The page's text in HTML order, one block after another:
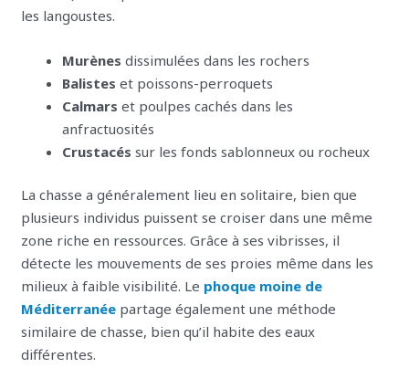
les langoustes.
Murènes dissimulées dans les rochers
Balistes et poissons-perroquets
Calmars et poulpes cachés dans les
anfractuosités
Crustacés sur les fonds sablonneux ou rocheux
La chasse a généralement lieu en solitaire, bien que
plusieurs individus puissent se croiser dans une même
zone riche en ressources. Grâce à ses vibrisses, il
détecte les mouvements de ses proies même dans les
milieux à faible visibilité. Le phoque moine de
Méditerranée partage également une méthode
similaire de chasse, bien qu’il habite des eaux
différentes.